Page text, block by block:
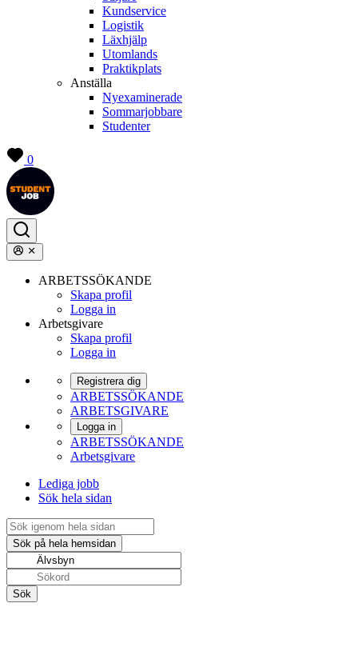
Kundservice
Logistik
Läxhjälp
Utomlands
Praktikplats
Anställa
Nyexaminerade
Sommarjobbare
Studenter
0
ARBETSSÖKANDE
Skapa profil
Logga in
Arbetsgivare
Skapa profil
Logga in
Registrera dig
ARBETSSÖKANDE
ARBETSGIVARE
Logga in
ARBETSSÖKANDE
Arbetsgivare
Lediga jobb
Sök hela sidan